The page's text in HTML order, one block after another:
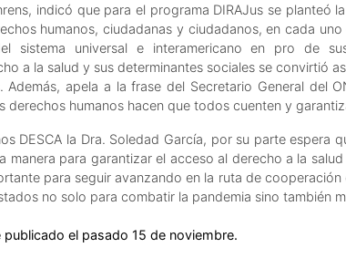
indicó que para el programa DIRAJus se planteó
humanos, ciudadanas y ciudadanos, en cada
sistema universal e interamericano en pro de
a la salud y sus determinantes sociales se convirtió
Además, apela a la frase del Secretario General del
derechos humanos hacen que todos cuenten y
DESCA la Dra. Soledad García, por su parte espera
manera para garantizar el acceso al derecho a la
para seguir avanzando en la ruta de cooperación
no solo para combatir la pandemia sino también
publicado el pasado 15 de noviembre.